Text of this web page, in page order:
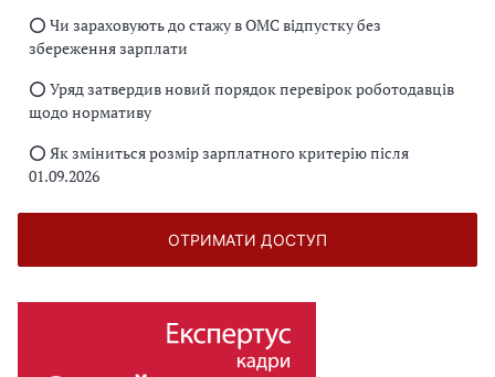
⭕️ Чи зараховують до стажу в ОМС відпустку без
збереження зарплати
⭕️ Уряд затвердив новий порядок перевірок роботодавців
щодо нормативу
⭕️ Як зміниться розмір зарплатного критерію після
01.09.2026
ОТРИМАТИ ДОСТУП